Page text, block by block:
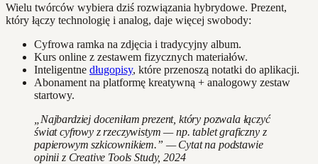
Wielu twórców wybiera dziś rozwiązania hybrydowe. Prezent,
który łączy technologię i analog, daje więcej swobody:
Cyfrowa ramka na zdjęcia i tradycyjny album.
Kurs online z zestawem fizycznych materiałów.
Inteligentne długopisy, które przenoszą notatki do aplikacji.
Abonament na platformę kreatywną + analogowy zestaw
startowy.
„Najbardziej doceniłam prezent, który pozwala łączyć
świat cyfrowy z rzeczywistym — np. tablet graficzny z
papierowym szkicownikiem.” — Cytat na podstawie
opinii z Creative Tools Study, 2024